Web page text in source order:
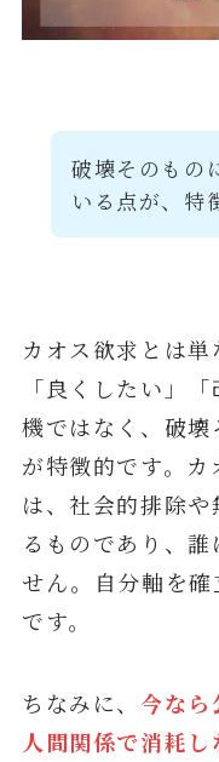
破壊そのもの
いる点が、特
カオス欲求とは単
「良くしたい」
機ではなく、破
が特徴的です。
は、社会的排除
るものであり、
せん。自分軸を
です。
ちなみに、 今なら
人間関係で消耗